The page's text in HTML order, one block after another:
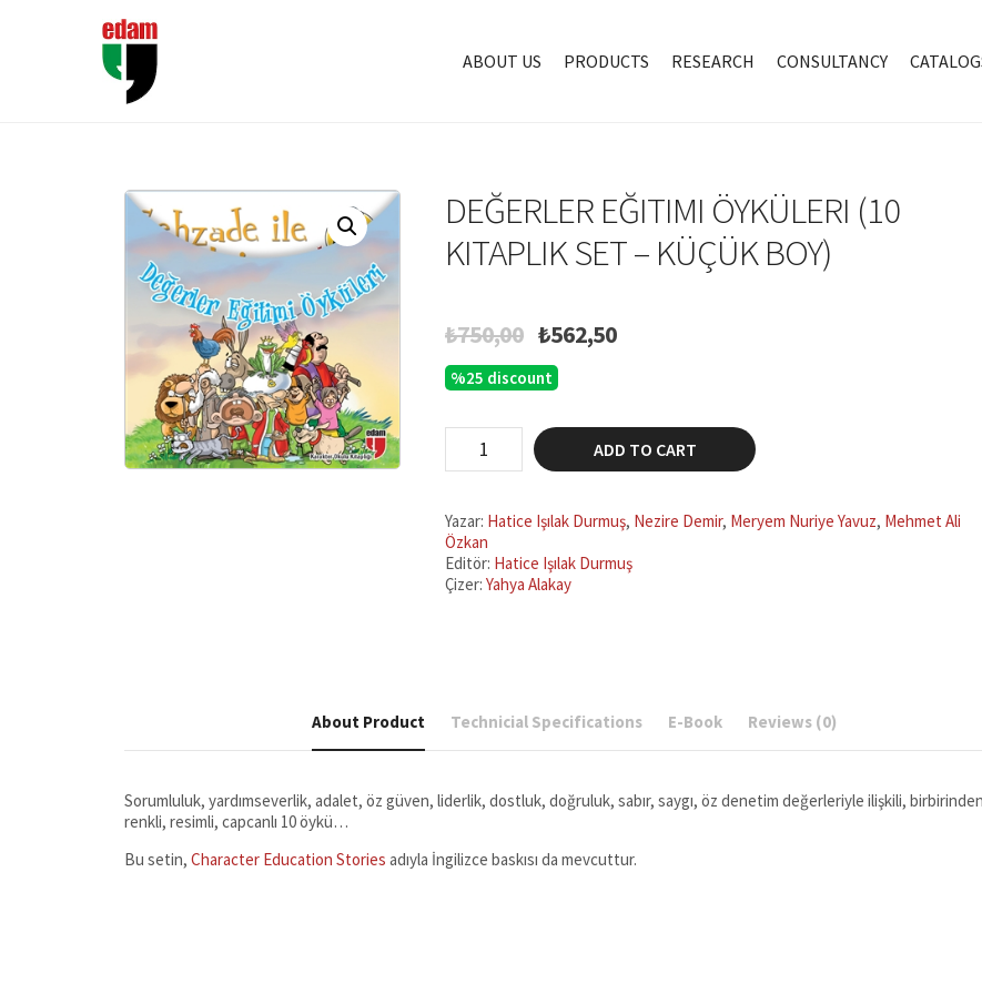
ABOUT US PRODUCTS RESEARCH CONSULTANCY
DEĞERLER EĞITIMI ÖYKÜLERI (10
KITAPLIK SET – KÜÇÜK BOY)
₺750,00 Original
was:
₺562,50Current
%25 discount
Eğitimi
Öyküleri
Kitaplık
Set
-
Küçük
ADD TO CART
Yazar: Hatice Işılak Durmuş, Nezire Demir, Meryem Nuriye Yavuz, Mehmet Ali
Özkan
Editör: Hatice Işılak Durmuş
Çizer: Yahya Alakay
About Product Technicial Specifications E-Book Reviews (0)
Sorumluluk, yardımseverlik, adalet, öz güven, liderlik, dostluk, doğruluk, sabır, saygı, öz denetim değerleriyle ilişkili,
renkli, resimli, capcanlı 10 öykü…
Bu setin, Character Education Stories adıyla İngilizce baskısı da mevcuttur.